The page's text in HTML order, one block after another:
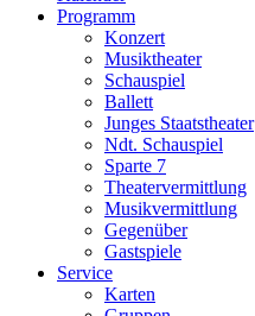
Programm
Konzert
Musiktheater
Schauspiel
Ballett
Junges Staatstheater
Ndt. Schauspiel
Sparte 7
Theatervermittlung
Musikvermittlung
Gegenüber
Gastspiele
Service
Karten